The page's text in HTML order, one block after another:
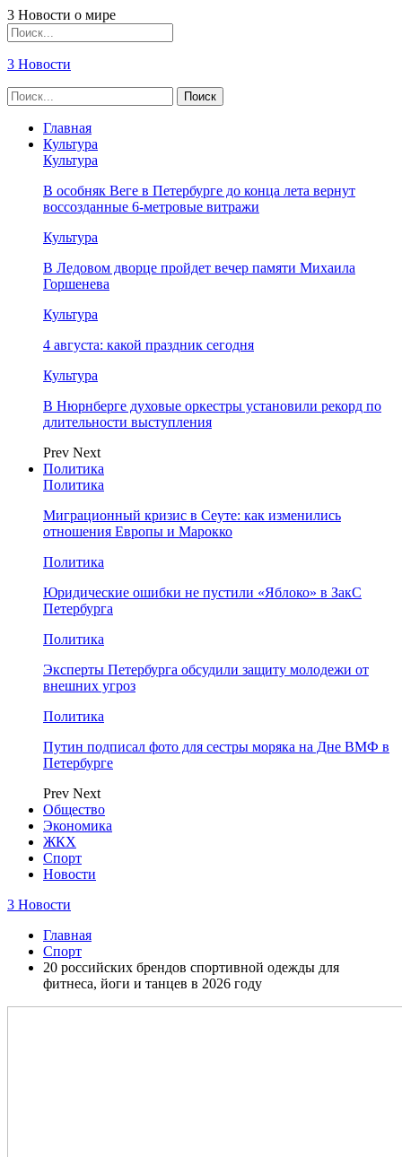
3 Новости о мире
3 Новости
Главная
Культура
Культура
В особняк Веге в Петербурге до конца лета вернут
воссозданные 6-метровые витражи
Культура
В Ледовом дворце пройдет вечер памяти Михаила
Горшенева
Культура
4 августа: какой праздник сегодня
Культура
В Нюрнберге духовые оркестры установили рекорд по
длительности выступления
Prev Next
Политика
Политика
Миграционный кризис в Сеуте: как изменились
отношения Европы и Марокко
Политика
Юридические ошибки не пустили «Яблоко» в ЗакС
Петербурга
Политика
Эксперты Петербурга обсудили защиту молодежи от
внешних угроз
Политика
Путин подписал фото для сестры моряка на Дне ВМФ в
Петербурге
Prev Next
Общество
Экономика
ЖКХ
Спорт
Новости
3 Новости
Главная
Спорт
20 российских брендов спортивной одежды для
фитнеса, йоги и танцев в 2026 году